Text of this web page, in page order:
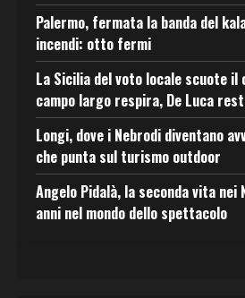
Palermo, fermata la banda del
incendi: otto fermi
La Sicilia del voto locale scuote
campo largo respira, De Luca
Longi, dove i Nebrodi diventano
che punta sul turismo outdoor
Angelo Pidalà, la seconda vita nei
anni nel mondo dello spettacolo